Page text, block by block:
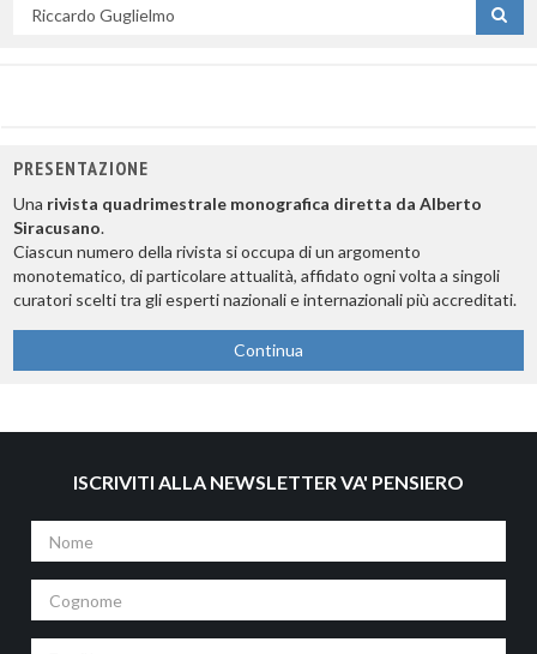
per
PRESENTAZIONE
Una rivista quadrimestrale monografica diretta da Alberto
Siracusano.
Ciascun numero della rivista si occupa di un argomento
monotematico, di particolare attualità, affidato ogni volta a singoli
curatori scelti tra gli esperti nazionali e internazionali più accreditati.
Continua
ISCRIVITI ALLA NEWSLETTER VA' PENSIERO